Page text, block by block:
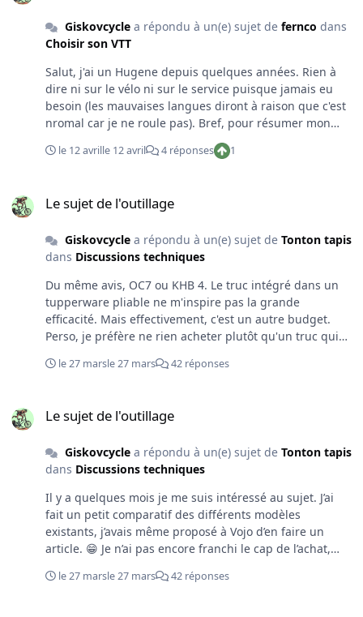
Giskovcyclea répondu à un(e) sujet de fernco dans
Choisir son VTT
Salut, j'ai un Hugene depuis quelques années. Rien à
dire ni sur le vélo ni sur le service puisque jamais eu
besoin (les mauvaises langues diront à raison que c'est
nromal car je ne roule pas). Bref, pour résumer mon
de se faire un montage perso tout en restant
composants + assemblage propre) La livraison fut tip
mois de délai. Le montage fut très sommaire et rien de
foireux. J'ai tout de même remplacé la transmission
ce sujet. Le vélo est excellent, je l'adore et il ne m'a
jamais causé de soucis. Concernant les bouclards,
évidemment je suis hors catégorie car je suis mécano
indépendant donc cet aspect ne m'a jamais inquiété. Et
pas de moteur sur mon vélo, que de la mécanique, donc
Shimano.
le 12 avrille 12 avril 4 réponses 1
Le sujet de l'outillage
Giskovcyclea répondu à un(e) sujet de Tonton tapis
dans Discussions techniques
Du même avis, OC7 ou KHB 4. Le truc intégré dans un
tupperware pliable ne m'inspire pas la grande
efficacité. Mais effectivement, c'est un autre budget.
Perso, je préfère ne rien acheter plutôt qu'un truc qui
le 27 marsle 27 mars 42 réponses
Le sujet de l'outillage
Giskovcyclea répondu à un(e) sujet de Tonton tapis
dans Discussions techniques
Il y a quelques mois je me suis intéressé au sujet. J’ai
fait un petit comparatif des différents modèles
existants, j’avais même proposé à Vojo d’en faire un
article. 😁 Je n’ai pas encore franchi le cap de l’achat,
mal. Ce qui est bien, c’est qu’il aspire l’eau de n’importe
le 27 marsle 27 mars 42 réponses